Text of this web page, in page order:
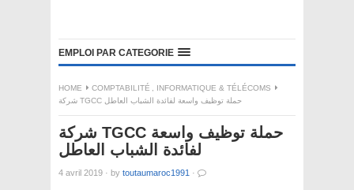
EMPLOI PAR CATEGORIE
HOME COMPTABILITÉ ,
INFORMATIQUE & TÉLÉCOMS
شركة TGCC حملة توظيف واسعة لفائدة الشباب العاطل
شركة TGCC حملة توظيف واسعة
لفائدة الشباب العاطل
4 avril 2019 · by toutaumaroc1991 ·